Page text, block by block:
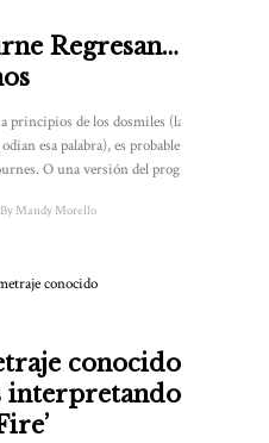
Regresan…
de los dosmiles (la década
esa palabra), es probable que
O una versión del programa...
By Mandy Morello
conocido de
interpretando